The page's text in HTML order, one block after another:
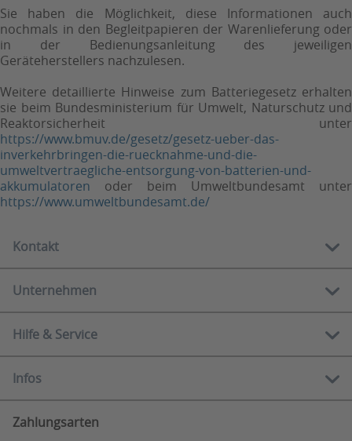
Sie haben die Möglichkeit, diese Informationen auch
nochmals in den Begleitpapieren der Warenlieferung oder
in der Bedienungsanleitung des jeweiligen
Geräteherstellers nachzulesen.
Weitere detaillierte Hinweise zum Batteriegesetz erhalten
sie beim Bundesministerium für Umwelt, Naturschutz und
Reaktorsicherheit unter
https://www.bmuv.de/gesetz/gesetz-ueber-das-
inverkehrbringen-die-ruecknahme-und-die-
umweltvertraegliche-entsorgung-von-batterien-und-
akkumulatoren oder beim Umweltbundesamt unter
https://www.umweltbundesamt.de/
Kontakt
Kostenlose Hotline:
0800 888 90 80
Mo-Fr
10.00 - 12.00 Uhr
13.00 - 16.00 Uhr
info@rehashop.de
Unternehmen
Über uns
Showrooms
Ratgeber
Newsletter
Herzensmomente
Hilfe & Service
Serviceportal
Häufige Fragen
Zahlungsarten
Infos
Widerrufsbelehrung
Zahlungsarten